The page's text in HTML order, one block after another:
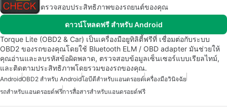
ตรวจสอบประสิทธิภาพของรถยนต์ของคุณ
ดาวน์โหลดฟรี สำหรับ Android
Torque Lite (OBD2 & Car) เป็นเครื่องมือยูทิลิตี้ฟรีที่ เชื่อมต่อกับระบบ
OBD2 ของรถของคุณโดยใช้ Bluetooth ELM / OBD adapter มันช่วยให้
คุณอ่านและลบรหัสข้อผิดพลาด, ตรวจสอบข้อมูลเซ็นเซอร์แบบเรียลไทม์,
และติดตามประสิทธิภาพโดยรวมของรถของคุณ.
AndroidOBD2 สำหรับ Androidโอบีดีสำหรับแอนดรอยด์เครื่องมือวินิจฉัย
รถสำหรับแอนดรอยด์ฟรีการสื่อสารสำหรับแอนดรอยด์ฟรี